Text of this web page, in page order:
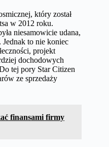
który został
w 2012 roku.
niesamowicie udana,
to nie koniec
projekt
dochodowych
tej pory Star Citizen
ze sprzedaży
finansami firmy